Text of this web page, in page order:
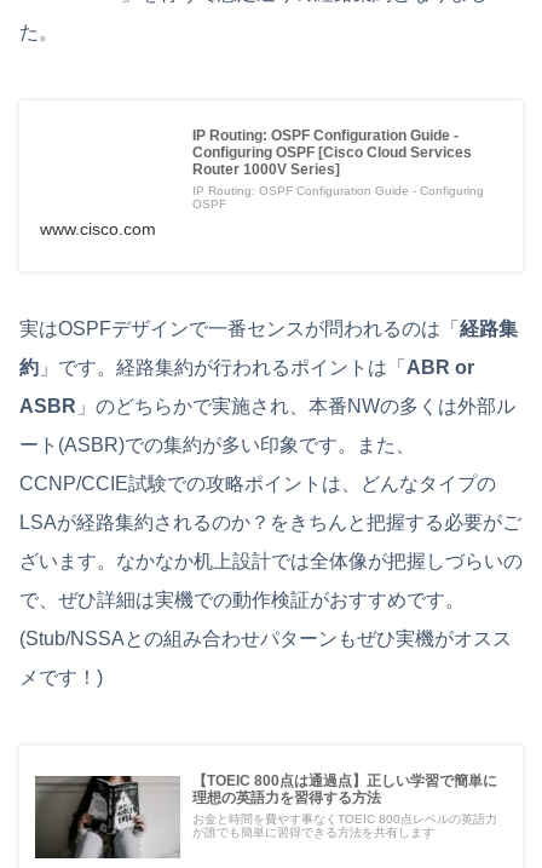
た。
IP Routing: OSPF Configuration Guide -
Configuring OSPF [Cisco Cloud Services
Router 1000V Series]
IP Routing: OSPF Configuration Guide - Configuring
OSPF
www.cisco.com
実はOSPFデザインで一番センスが問われるのは「 経路集
約 」です。経路集約が行われるポイントは「 ABR or
ASBR 」のどちらかで実施され、本番NWの多くは外部ル
ート(ASBR)での集約が多い印象です。また、
CCNP/CCIE試験での攻略ポイントは、どんなタイプの
LSAが経路集約されるのか？をきちんと把握する必要がご
ざいます。なかなか机上設計では全体像が把握しづらいの
で、ぜひ詳細は実機での動作検証がおすすめです。
(Stub/NSSAとの組み合わせパターンもぜひ実機がオスス
メです！)
【TOEIC 800点は通過点】正しい学習で簡単に
理想の英語力を習得する方法
お金と時間を費やす事なくTOEIC 800点レベルの英語力
が誰でも簡単に習得できる方法を共有します